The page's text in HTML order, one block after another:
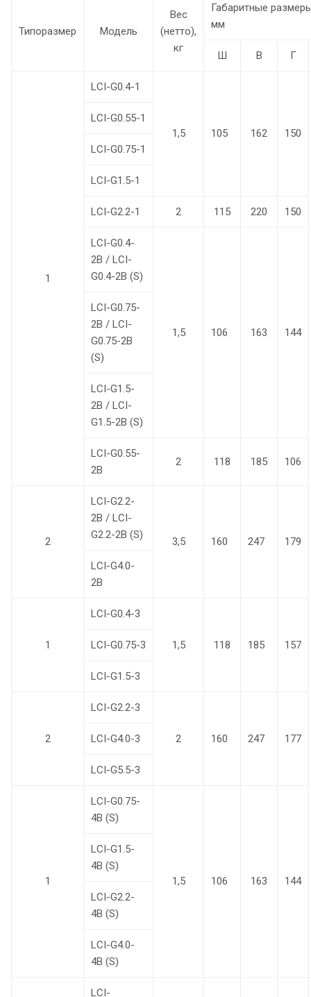
Типоразмер Модель
Вес
(нетто),
кг
Габаритные
мм
Ш В Г
1
LCI-G0.4-1
1,5 105 162 150
LCI-G0.55-1
LCI-G0.75-1
LCI-G1.5-1
LCI-G2.2-1 2 115 220 150
LCI-G0.4-
2B / LCI-
G0.4-2B (S)
1,5 106 163 144
LCI-G0.75-
2B / LCI-
G0.75-2B
(S)
LCI-G1.5-
2B / LCI-
G1.5-2B (S)
LCI-G0.55-
2B
2 118 185 106
2
LCI-G2.2-
2B / LCI-
G2.2-2B (S)
3,5 160 247
179
LCI-G4.0-
2B
1
LCI-G0.4-3
1,5 118 185 157
LCI-G0.75-3
LCI-G1.5-3
2
LCI-G2.2-3
2 160 247 177
LCI-G4.0-3
LCI-G5.5-3
1
LCI-G0.75-
4B (S)
1,5 106 163 144
LCI-G1.5-
4B (S)
LCI-G2.2-
4B (S)
LCI-G4.0-
4B (S)
LCI-